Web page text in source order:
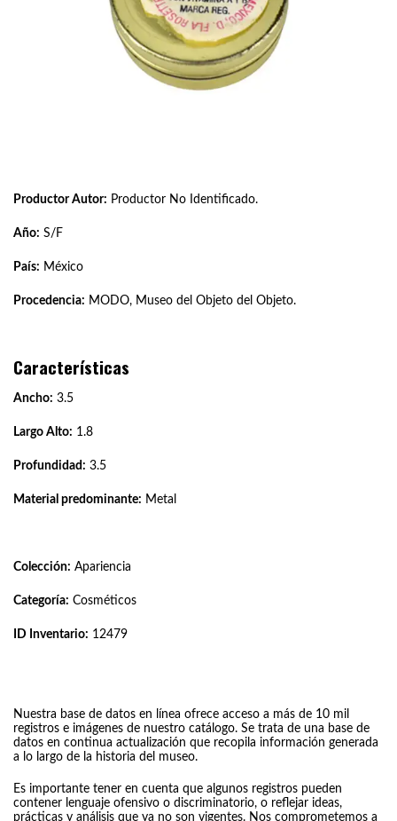
Productor Autor: Productor No Identificado.
Año: S/F
País: México
Procedencia: MODO, Museo del Objeto del Objeto.
Características
Ancho: 3.5
Largo Alto: 1.8
Profundidad: 3.5
Material predominante: Metal
Colección: Apariencia
Categoría: Cosméticos
ID Inventario: 12479
Nuestra base de datos en línea ofrece acceso a más de 10 mil
registros e imágenes de nuestro catálogo. Se trata de una base de
datos en continua actualización que recopila información generada
a lo largo de la historia del museo.
Es importante tener en cuenta que algunos registros pueden
contener lenguaje ofensivo o discriminatorio, o reflejar ideas,
prácticas y análisis que ya no son vigentes. Nos comprometemos a